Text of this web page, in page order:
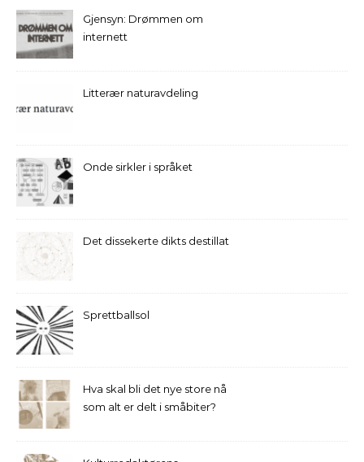
Gjensyn: Drømmen om
internett
Litterær naturavdeling
Onde sirkler i språket
Det dissekerte dikts destillat
Sprettballsol
Hva skal bli det nye store nå
som alt er delt i småbiter?